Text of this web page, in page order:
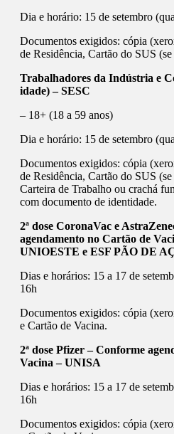
Dia e horário: 15 de setembro
Documentos exigidos: cópia
de Residência, Cartão do SUS
Trabalhadores da Indústria e
idade) – SESC
– 18+ (18 a 59 anos)
Dia e horário: 15 de setembro
Documentos exigidos: cópia
de Residência, Cartão do SUS
Carteira de Trabalho ou crachá
com documento de identidade.
2ª dose CoronaVac e
agendamento no Cartão de
UNIOESTE e ESF PÃO DE
Dias e horários: 15 a 17 de
16h
Documentos exigidos: cópia
e Cartão de Vacina.
2ª dose Pfizer – Conforme
Vacina – UNISA
Dias e horários: 15 a 17 de
16h
Documentos exigidos: cópia